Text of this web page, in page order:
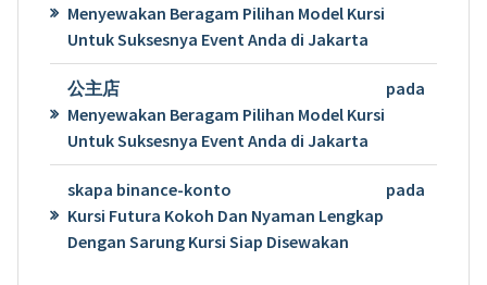
Menyewakan Beragam Pilihan Model Kursi
Untuk Suksesnya Event Anda di Jakarta
公主店
pada
Menyewakan Beragam Pilihan Model Kursi
Untuk Suksesnya Event Anda di Jakarta
skapa binance-konto
pada
Kursi Futura Kokoh Dan Nyaman Lengkap
Dengan Sarung Kursi Siap Disewakan